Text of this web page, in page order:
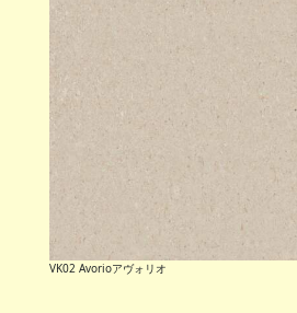
VK02 Avorioアヴォリオ